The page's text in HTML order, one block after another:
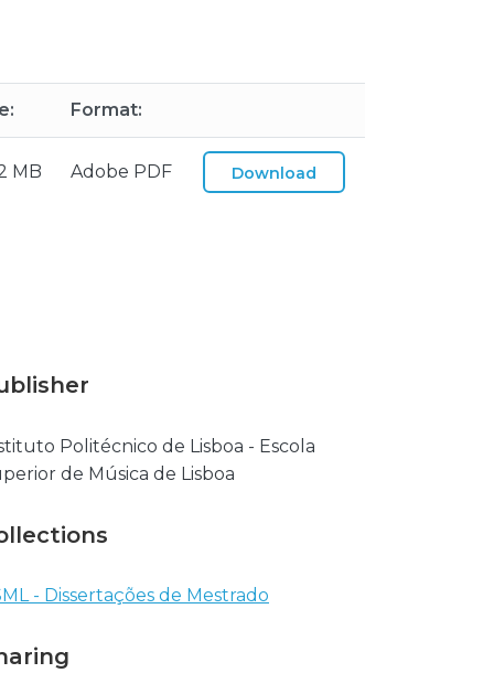
Format:
MB Adobe PDF Download
Politécnico de Lisboa - Escola
de Música de Lisboa
- Dissertações de Mestrado